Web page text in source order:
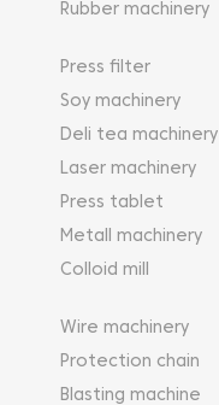
Rubber machinery
Press filter
Soy machinery
Deli tea machinery
Laser machinery
Press tablet
Metall machinery
Colloid mill
Wire machinery
Protection chain
Blasting machine